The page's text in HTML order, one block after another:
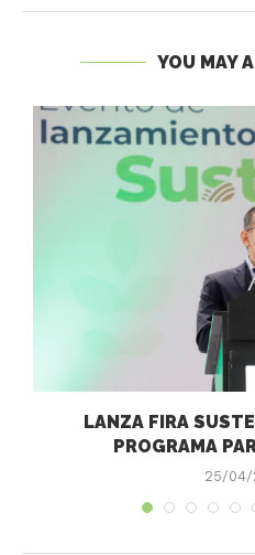
YOU MAY
LANZA FIRA
PROGRAMA
25/04/